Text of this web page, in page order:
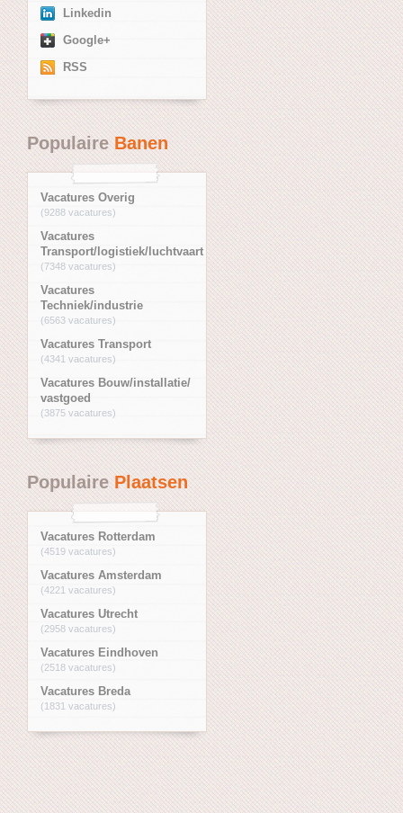
Linkedin
Google+
RSS
PopulaireBanen
Vacatures Overig
(9288 vacatures)
Vacatures
Transport/logistiek/luchtvaart
(7348 vacatures)
Vacatures
Techniek/industrie
(6563 vacatures)
Vacatures Transport
(4341 vacatures)
Vacatures Bouw/installatie/
vastgoed
(3875 vacatures)
PopulairePlaatsen
Vacatures Rotterdam
(4519 vacatures)
Vacatures Amsterdam
(4221 vacatures)
Vacatures Utrecht
(2958 vacatures)
Vacatures Eindhoven
(2518 vacatures)
Vacatures Breda
(1831 vacatures)